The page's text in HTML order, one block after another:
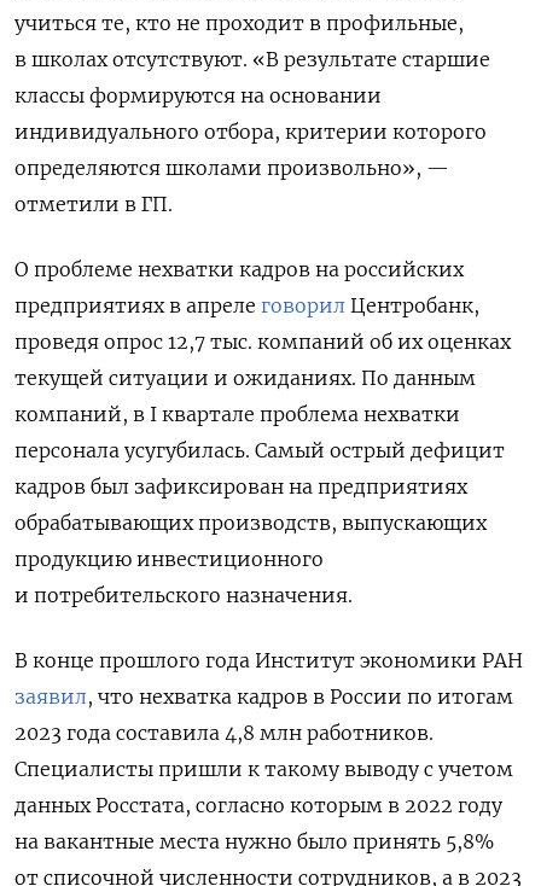
учиться те, кто не проходит в профильные,
в школах отсутствуют. «В результате старшие
классы формируются на основании
индивидуального отбора, критерии которого
определяются школами произвольно», —
отметили в ГП.
О проблеме нехватки кадров на российских
предприятиях в апреле говорил Центробанк,
проведя опрос 12,7 тыс. компаний об их оценках
текущей ситуации и ожиданиях. По данным
компаний, в I квартале проблема нехватки
персонала усугубилась. Самый острый дефицит
кадров был зафиксирован на предприятиях
обрабатывающих производств, выпускающих
продукцию инвестиционного
и потребительского назначения.
В конце прошлого года Институт экономики РАН
заявил, что нехватка кадров в России по итогам
2023 года составила 4,8 млн работников.
Специалисты пришли к такому выводу с учетом
данных Росстата, согласно которым в 2022 году
на вакантные места нужно было принять 5,8%
от списочной численности сотрудников, а в 2023